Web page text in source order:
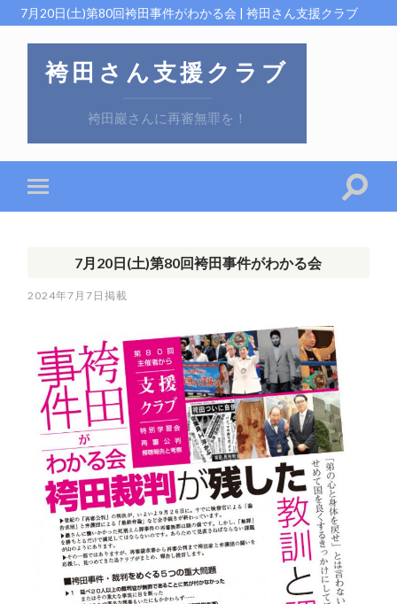
7月20日(土)第80回袴田事件がわかる会 | 袴田さん支援クラブ
袴田さん支援クラブ
袴田巖さんに再審無罪を！
7月20日(土)第80回袴田事件がわかる会
2024年7月7日